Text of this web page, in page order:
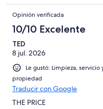
Opinión verificada
10/10 Excelente
TED
8 jul. 2026
Le gustó: Limpieza,
propiedad
Traducir con Google
THE PRICE